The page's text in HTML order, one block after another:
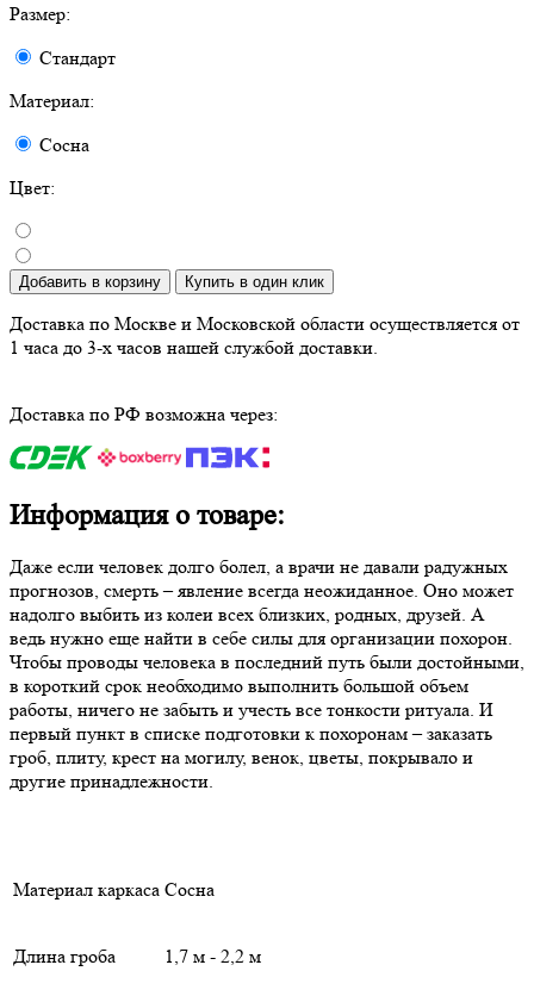
Размер:
Стандарт
Материал:
Сосна
Цвет:
Добавить в корзину Купить в один клик
Доставка по Москве и Московской области осуществляется от
1 часа до 3-х часов нашей службой доставки.
Доставка по РФ возможна через:
Информация о товаре:
Даже если человек долго болел, а врачи не давали радужных
прогнозов, смерть – явление всегда неожиданное. Оно может
надолго выбить из колеи всех близких, родных, друзей. А
ведь нужно еще найти в себе силы для организации похорон.
Чтобы проводы человека в последний путь были достойными,
в короткий срок необходимо выполнить большой объем
работы, ничего не забыть и учесть все тонкости ритуала. И
первый пункт в списке подготовки к похоронам – заказать
гроб, плиту, крест на могилу, венок, цветы, покрывало и
другие принадлежности.
Материал каркаса Сосна
Длина гроба 1,7 м - 2,2 м